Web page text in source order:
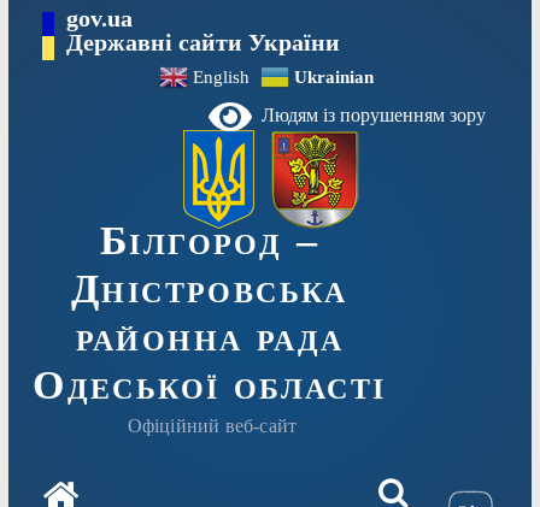
вмісту
gov.ua
Державні сайти України
English Ukrainian
Людям із порушенням зору
Білгород –
Дністровська
районна рада
Одеської області
Офіційний веб-сайт